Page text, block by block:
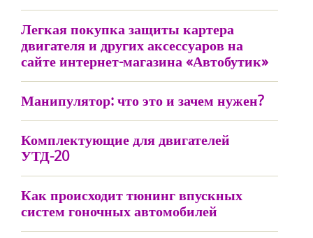
Легкая покупка защиты картера
двигателя и других аксессуаров на
сайте интернет-магазина «Автобутик»
Манипулятор: что это и зачем нужен?
Комплектующие для двигателей
УТД-20
Как происходит тюнинг впускных
систем гоночных автомобилей